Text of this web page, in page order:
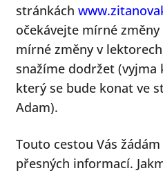
stránkách
očekávejte mírné změny
mírné změny v
snažíme dodržet (vyjma
který se bude konat ve
Adam).
Touto cestou Vás
přesných informací.